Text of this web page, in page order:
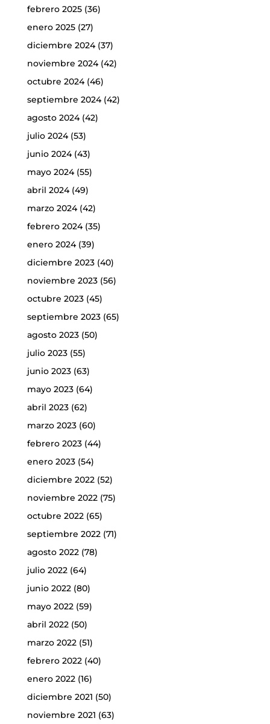
febrero 2025(36)
enero 2025(27)
diciembre 2024(37)
noviembre 2024(42)
octubre 2024(46)
septiembre 2024(42)
agosto 2024(42)
julio 2024(53)
junio 2024(43)
mayo 2024(55)
abril 2024(49)
marzo 2024(42)
febrero 2024(35)
enero 2024(39)
diciembre 2023(40)
noviembre 2023(56)
octubre 2023(45)
septiembre 2023(65)
agosto 2023(50)
julio 2023(55)
junio 2023(63)
mayo 2023(64)
abril 2023(62)
marzo 2023(60)
febrero 2023(44)
enero 2023(54)
diciembre 2022(52)
noviembre 2022(75)
octubre 2022(65)
septiembre 2022(71)
agosto 2022(78)
julio 2022(64)
junio 2022(80)
mayo 2022(59)
abril 2022(50)
marzo 2022(51)
febrero 2022(40)
enero 2022(16)
diciembre 2021 (50)
noviembre 2021 (63)